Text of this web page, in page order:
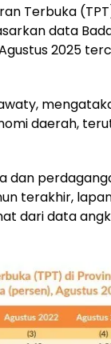
Terbuka
data
2025
daerah,
dan
terakhir,
dari data